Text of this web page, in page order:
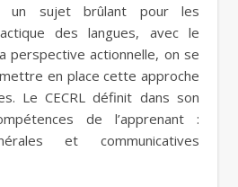
un sujet brûlant pour les
des langues, avec le
perspective actionnelle, on se
en place cette approche
Le CECRL définit dans son
de l’apprenant :
et communicatives